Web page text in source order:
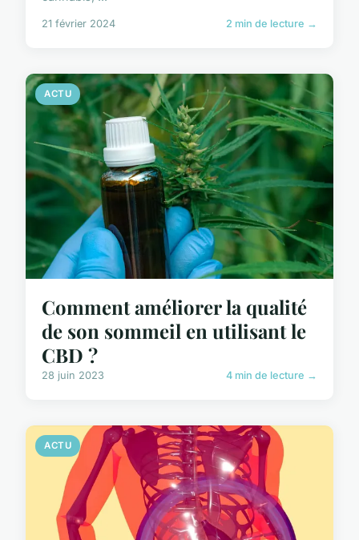
21 février 2024 2 min de lecture →
ACTU
Comment améliorer la qualité
de son sommeil en utilisant le
CBD ?
28 juin 2023 4 min de lecture →
ACTU